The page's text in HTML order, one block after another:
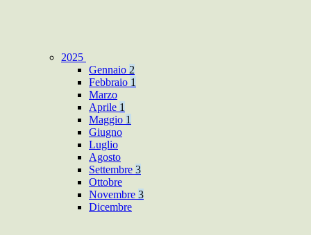
2025
Gennaio 2
Febbraio 1
Marzo
Aprile 1
Maggio 1
Giugno
Luglio
Agosto
Settembre 3
Ottobre
Novembre 3
Dicembre